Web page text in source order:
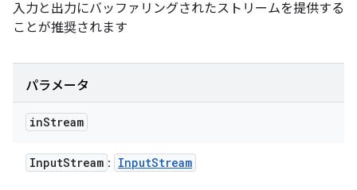
入力と出力にバッファリングされたストリームを提供する
ことが推奨されます
パラメータ
inStream
InputStream : InputStream